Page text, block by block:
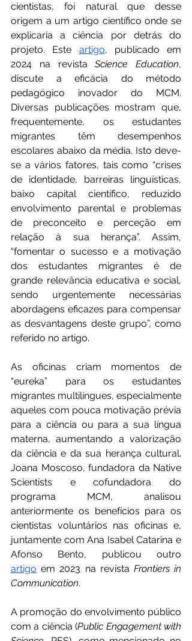
cientistas, foi natural que desse
origem a um artigo científico onde se
explicaria a ciência por detrás do
projeto. Este artigo, publicado em
2024 na revista Science Education,
discute a eficácia do método
pedagógico inovador do MCM.
Diversas publicações mostram que,
frequentemente, os estudantes
migrantes têm desempenhos
escolares abaixo da média. Isto deve-
se a vários fatores, tais como “crises
de identidade, barreiras linguísticas,
baixo capital científico, reduzido
envolvimento parental e problemas
de preconceito e perceção em
relação à sua herança”. Assim,
“fomentar o sucesso e a motivação
dos estudantes migrantes é de
grande relevância educativa e social,
sendo urgentemente necessárias
abordagens eficazes para compensar
as desvantagens deste grupo”, como
referido no artigo.
As oficinas criam momentos de
“eureka” para os estudantes
migrantes multilíngues, especialmente
aqueles com pouca motivação prévia
para a ciência ou para a sua língua
materna, aumentando a valorização
da ciência e da sua herança cultural.
Joana Moscoso, fundadora da Native
Scientists e cofundadora do
programa MCM, analisou
anteriormente os benefícios para os
cientistas voluntários nas oficinas e,
juntamente com Ana Isabel Catarina e
artigo em 2023 na revista Frontiers in
Communication.
A promoção do envolvimento público
com a ciência (Public Engagement with